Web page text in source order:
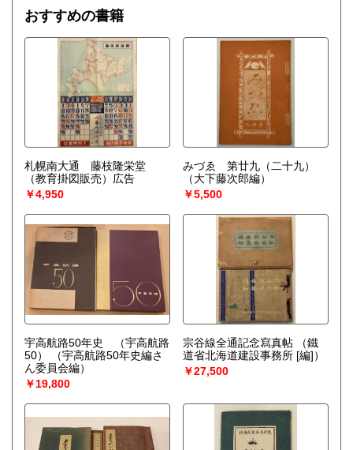
おすすめの書籍
札幌南大通 藤枝隆栄堂
（教育掛図販売）広告
￥4,950
みづゑ 第廿九（二十九）
（大下藤次郎編）
￥5,500
宇高航路50年史 （宇高航路
50）
（宇高航路50年史編さ
ん委員会編）
￥19,800
宗谷線全通記念寫真帖
（鐵
道省北海道建設事務所 [編]）
￥27,500